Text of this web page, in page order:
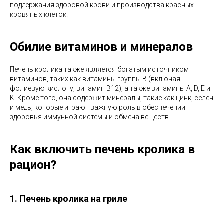
поддержания здоровой крови и производства красных
кровяных клеток.
Обилие витаминов и минералов
Печень кролика также является богатым источником
витаминов, таких как витамины группы B (включая
фолиевую кислоту, витамин B12), а также витамины A, D, E и
K. Кроме того, она содержит минералы, такие как цинк, селен
и медь, которые играют важную роль в обеспечении
здоровья иммунной системы и обмена веществ.
Как включить печень кролика в
рацион?
1. Печень кролика на гриле